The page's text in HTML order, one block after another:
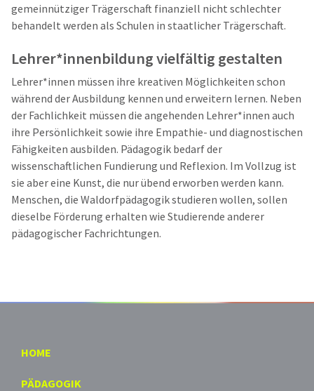
gemeinnütziger Trägerschaft finanziell nicht schlechter
behandelt werden als Schulen in staatlicher Trägerschaft.
Lehrer*innenbildung vielfältig gestalten
Lehrer*innen müssen ihre kreativen Möglichkeiten schon
während der Ausbildung kennen und erweitern lernen. Neben
der Fachlichkeit müssen die angehenden Lehrer*innen auch
ihre Persönlichkeit sowie ihre Empathie- und diagnostischen
Fähigkeiten ausbilden. Pädagogik bedarf der
wissenschaftlichen Fundierung und Reflexion. Im Vollzug ist
sie aber eine Kunst, die nur übend erworben werden kann.
Menschen, die Waldorfpädagogik studieren wollen, sollen
dieselbe Förderung erhalten wie Studierende anderer
pädagogischer Fachrichtungen.
HOME
PÄDAGOGIK